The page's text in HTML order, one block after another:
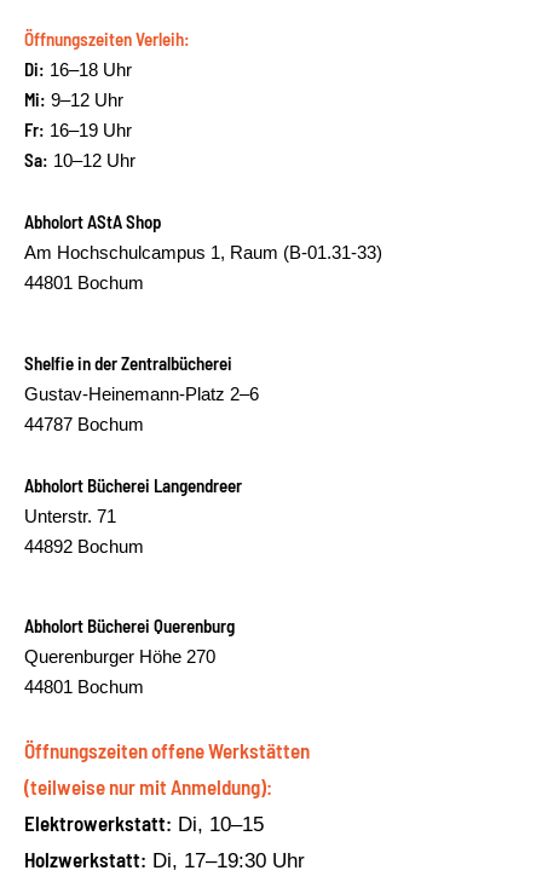
Öffnungszeiten Verleih:
Di: 16–18 Uhr
Mi: 9–12 Uhr
Fr: 16–19 Uhr
Sa: 10–12 Uhr
Abholort AStA Shop
Am Hochschulcampus 1, Raum (B-01.31-33)
44801 Bochum
Shelfie in der Zentralbücherei
Gustav-Heinemann-Platz 2–6
44787 Bochum
Abholort Bücherei Langendreer
Unterstr. 71
44892 Bochum
Abholort Bücherei Querenburg
Querenburger Höhe 270
44801 Bochum
Öffnungszeiten offene Werkstätten
(teilweise nur mit Anmeldung):
Elektrowerkstatt: Di, 10–15
Holzwerkstatt: Di, 17–19:30 Uhr